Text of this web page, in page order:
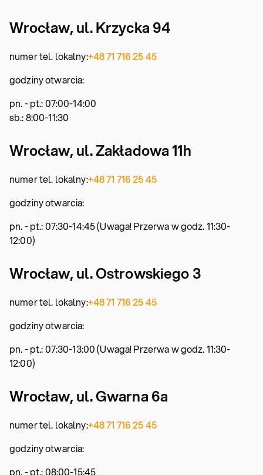
Wrocław, ul. Krzycka 94
numer tel. lokalny:+48 71 716 25 45
godziny otwarcia:
pn. - pt.: 07:00-14:00
sb.: 8:00-11:30
Wrocław, ul. Zakładowa 11h
numer tel. lokalny:+48 71 716 25 45
godziny otwarcia:
pn. - pt.: 07:30-14:45 (Uwaga! Przerwa w godz. 11:30-
12:00)
Wrocław, ul. Ostrowskiego 3
numer tel. lokalny:+48 71 716 25 45
godziny otwarcia:
pn. - pt.: 07:30-13:00 (Uwaga! Przerwa w godz. 11:30-
12:00)
Wrocław, ul. Gwarna 6a
numer tel. lokalny:+48 71 716 25 45
godziny otwarcia:
pn. - pt.: 08:00-15:45